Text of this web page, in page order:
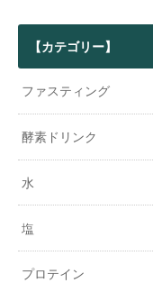
【カテゴリー】
ファスティング
酵素ドリンク
水
塩
プロテイン